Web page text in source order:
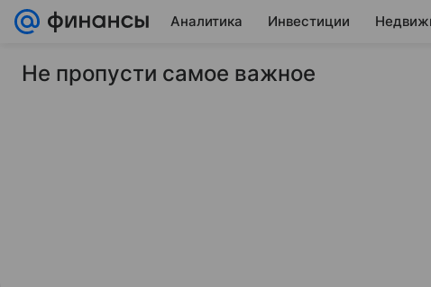
Аналитика Инвестиции
18 ноября 2025 Market Power
технологического
Государственная Дума на
Не пропусти самое важное